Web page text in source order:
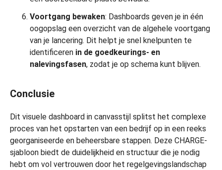
Voortgang bewaken: Dashboards geven je in één
oogopslag een overzicht van de algehele voortgang
van je lancering. Dit helpt je snel knelpunten te
identificeren in de goedkeurings- en
nalevingsfasen, zodat je op schema kunt blijven.
Conclusie
Dit visuele dashboard in canvasstijl splitst het complexe
proces van het opstarten van een bedrijf op in een reeks
georganiseerde en beheersbare stappen. Deze CHARGE-
sjabloon biedt de duidelijkheid en structuur die je nodig
hebt om vol vertrouwen door het regelgevingslandschap